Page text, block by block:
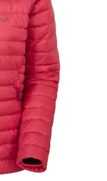
gemütliche
Damen
, entwickelt von
warme und
dasBergsteigen
ingroßer Höhe
, einem Material
wasserdichten
Alpine Jacket
natürliche
europäischen